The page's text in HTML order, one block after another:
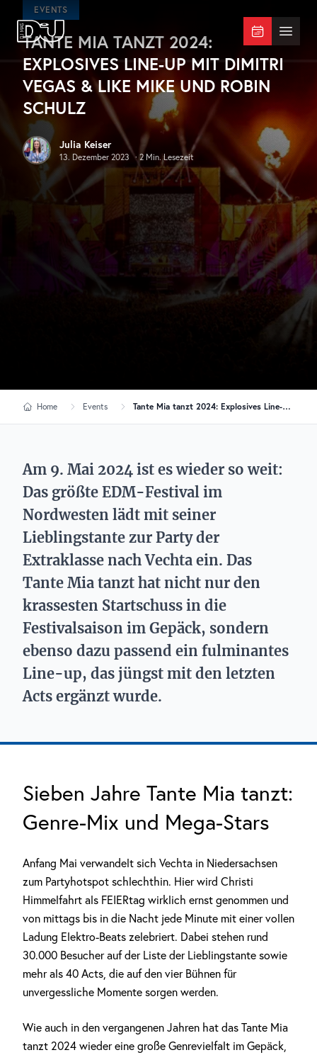
Zum Hauptinhalt springen
DJ Mag Germany Menü
EVENTS
TANTE MIA TANZT 2024:
EXPLOSIVES LINE-UP MIT DIMITRI
VEGAS & LIKE MIKE UND ROBIN
SCHULZ
Julia Keiser
13. Dezember 2023 ·2 Min. Lesezeit
Home Events Tante Mia tanzt 2024: Explosives Line-up mit Dimitri Vegas & Like Mike und Robin Schulz
Am 9. Mai 2024 ist es wieder so weit:
Das größte EDM-Festival im
Nordwesten lädt mit seiner
Lieblingstante zur Party der
Extraklasse nach Vechta ein. Das
Tante Mia tanzt hat nicht nur den
krassesten Startschuss in die
Festivalsaison im Gepäck, sondern
ebenso dazu passend ein fulminantes
Line-up, das jüngst mit den letzten
Acts ergänzt wurde.
Sieben Jahre Tante Mia tanzt:
Genre-Mix und Mega-Stars
Anfang Mai verwandelt sich Vechta in Niedersachsen
zum Partyhotspot schlechthin. Hier wird Christi
Himmelfahrt als FEIERtag wirklich ernst genommen und
von mittags bis in die Nacht jede Minute mit einer vollen
Ladung Elektro-Beats zelebriert. Dabei stehen rund
30.000 Besucher auf der Liste der Lieblingstante sowie
mehr als 40 Acts, die auf den vier Bühnen für
unvergessliche Momente sorgen werden.
Wie auch in den vergangenen Jahren hat das Tante Mia
tanzt 2024 wieder eine große Genrevielfalt im Gepäck,